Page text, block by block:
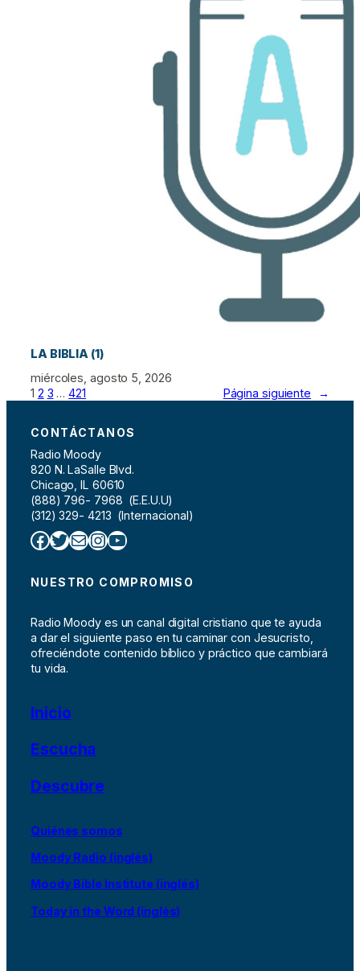
LA BIBLIA (1)
miércoles, agosto 5, 2026
1 2 3 … 421 Página siguiente →
CONTÁCTANOS
Radio Moody
820 N. LaSalle Blvd.
Chicago, IL 60610
(888) 796- 7968 (E.E.U.U)
(312) 329- 4213 (Internacional)
Facebook Twitter Correo electrónico InstagramYouTube
NUESTRO COMPROMISO
Radio Moody es un canal digital cristiano que te ayuda
a dar el siguiente paso en tu caminar con Jesucristo,
ofreciéndote contenido bíblico y práctico que cambiará
tu vida.
Inicio
Escucha
Descubre
Quiénes somos
Moody Radio (inglés)
Moody Bible Institute (inglés)
Today in the Word (inglés)